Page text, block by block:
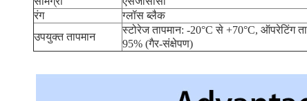
रंग
ग्लॉस ब्लैक
उपयुक्त तापमान
स्टोरेज तापमान: -20°C से +70°C, ऑपरेटिंग
95% (गैर-संक्षेपण)